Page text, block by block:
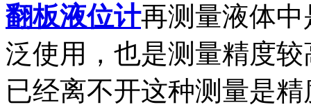
翻板液位计再测量液体
泛使用，也是测量精度
已经离不开这种测量是